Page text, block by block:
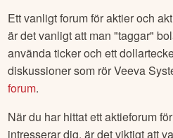
Ett vanligt forum för aktier och
är det vanligt att man "taggar"
använda ticker och ett
diskussioner som rörVeeva
forum.
När du har hittat ett aktieforum
intresserar dig, är det viktigt att